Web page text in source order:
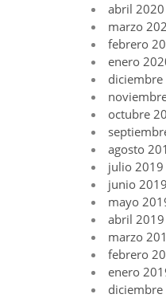
abril 2020
marzo
febrero
enero
diciembre
octubre
agosto
julio 2019
junio 2019
mayo
abril 2019
marzo
febrero
enero
diciembre